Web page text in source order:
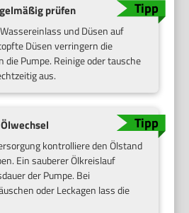
prüfen
und Düsen auf
Düsen verringern die
die Pumpe. Reinige oder tausche
aus.
kontrolliere den Ölstand
Ein sauberer Ölkreislauf
der Pumpe. Bei
oder Leckagen lass die